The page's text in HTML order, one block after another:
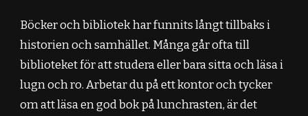
Böcker och bibliotek har funnits långt tillbaks i
historien och samhället. Många går ofta till
biblioteket för att studera eller bara sitta och läsa i
lugn och ro. Arbetar du på ett kontor och tycker
om att läsa en god bok på lunchrasten, är det